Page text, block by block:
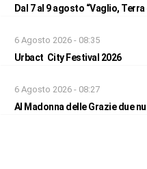
Dal 7 al 9 agosto “Vaglio,
6 Agosto 2026 - 08:35
Urbact City Festival 2026
6 Agosto 2026 - 08:27
Al Madonna delle Grazie due